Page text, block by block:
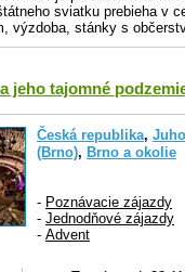
sviatku prebieha v
výzdoba, stánky s
jeho tajomné
Česká republika,
(Brno), Brno a okolie
- Poznávacie zájazdy
- Jednodňové zájazdy
- Advent